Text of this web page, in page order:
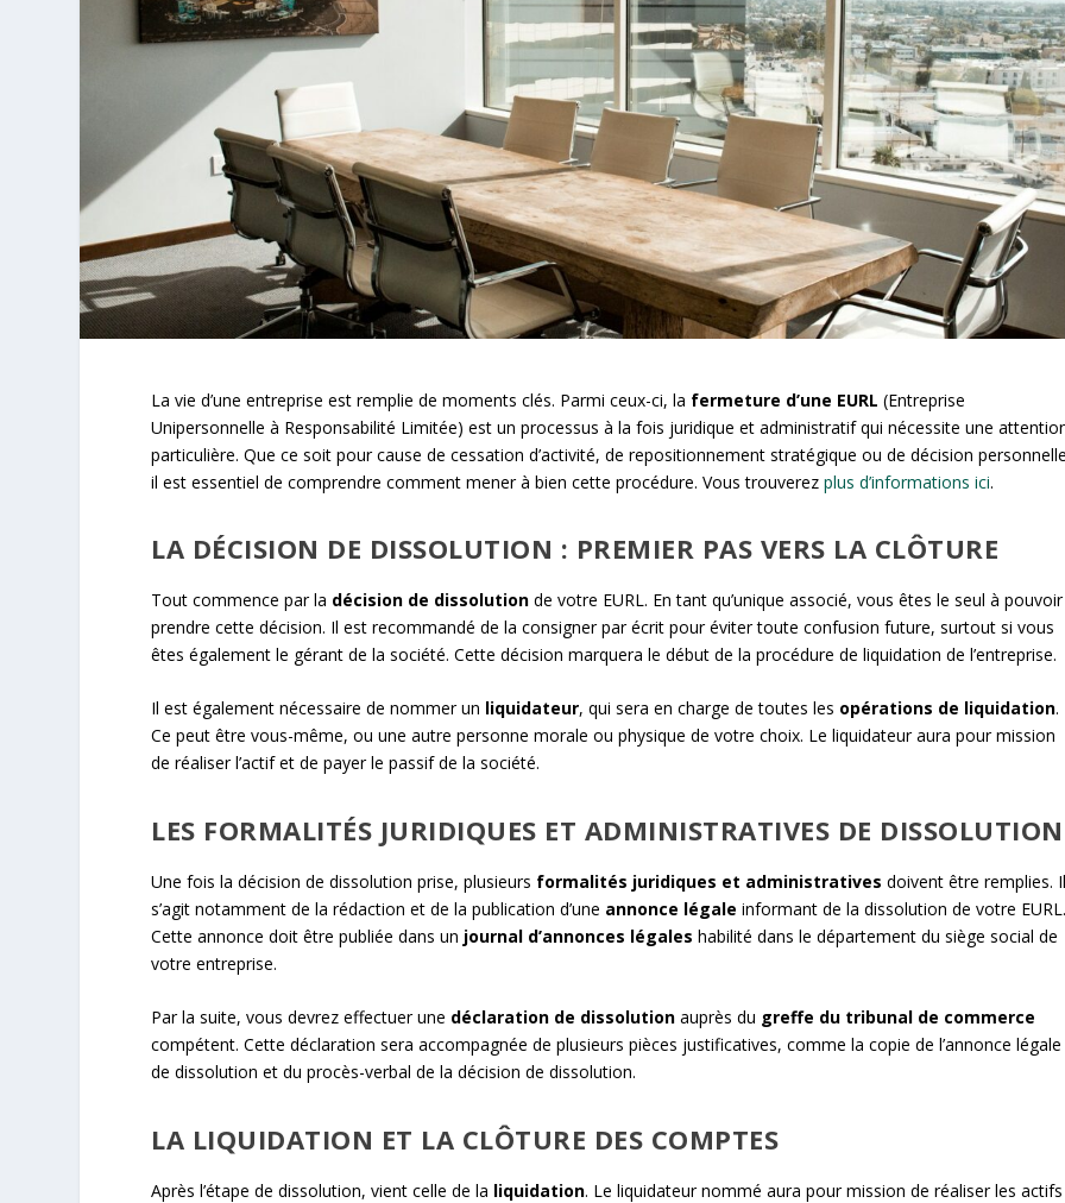
La vie d’une entreprise est remplie de moments clés. Parmi ceux-ci, la fermeture d’une EURL (Entreprise
Unipersonnelle à Responsabilité Limitée) est un processus à la fois juridique et administratif qui nécessite une
particulière. Que ce soit pour cause de cessation d’activité, de repositionnement stratégique ou de décision
il est essentiel de comprendre comment mener à bien cette procédure. Vous trouverezplus d’informations ici.
LA DÉCISION DE DISSOLUTION : PREMIER PAS VERS LA CLÔTURE
Tout commence par la décision de dissolution de votre EURL. En tant qu’unique associé, vous êtes le seul à pouvoir
prendre cette décision. Il est recommandé de la consigner par écrit pour éviter toute confusion future, surtout si vous
êtes également le gérant de la société. Cette décision marquera le début de la procédure de liquidation de l’entreprise.
Il est également nécessaire de nommer un liquidateur, qui sera en charge de toutes les opérations de liquidation.
Ce peut être vous-même, ou une autre personne morale ou physique de votre choix. Le liquidateur aura pour mission
de réaliser l’actif et de payer le passif de la société.
LES FORMALITÉS JURIDIQUES ET ADMINISTRATIVES DE DISSOLUTION
Une fois la décision de dissolution prise, plusieurs formalités juridiques et administratives doivent être remplies.
s’agit notamment de la rédaction et de la publication d’une annonce légale informant de la dissolution de votre
Cette annonce doit être publiée dans un journal d’annonces légales habilité dans le département du siège social de
votre entreprise.
Par la suite, vous devrez effectuer une déclaration de dissolution auprès du greffe du tribunal de commerce
compétent. Cette déclaration sera accompagnée de plusieurs pièces justificatives, comme la copie de l’annonce légale
de dissolution et du procès-verbal de la décision de dissolution.
LA LIQUIDATION ET LA CLÔTURE DES COMPTES
Après l’étape de dissolution, vient celle de la liquidation. Le liquidateur nommé aura pour mission de réaliser les actifs